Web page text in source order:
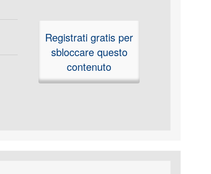
Registrati gratis per
sbloccare questo
contenuto